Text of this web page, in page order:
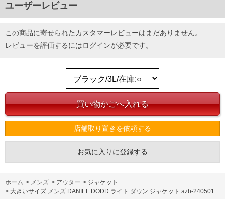
ユーザーレビュー
この商品に寄せられたカスタマーレビューはまだありません。
レビューを評価するにはログインが必要です。
店舗取り置きを依頼する
お気に入りに登録する
ホーム > メンズ > アウター > ジャケット
> 大きいサイズ メンズ DANIEL DODD ライト ダウン ジャケット azb-240501